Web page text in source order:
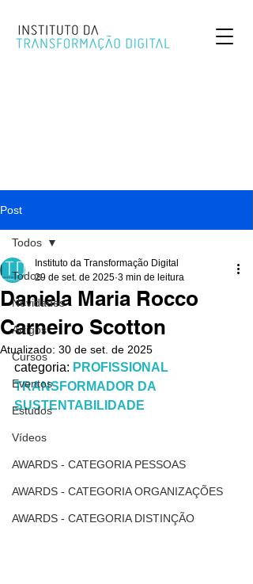
Post
Todos
Novidades
Artigos
Cursos
Eventos
Estudos
Vídeos
AWARDS - CATEGORIA PESSOAS
AWARDS - CATEGORIA ORGANIZAÇÕES
AWARDS - CATEGORIA DISTINÇÃO
Todos
Daniela Maria Rocco
Carneiro Scotton
Instituto da Transformação Digital
29 de set. de 2025 3 min de leitura
Atualizado: 30 de set. de 2025
categoria: PROFISSIONAL
TRANSFORMADOR DA
SUSTENTABILIDADE